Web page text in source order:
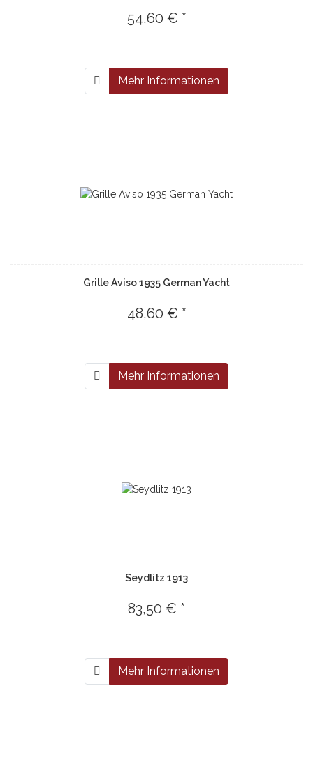
54,60 € *
Mehr Informationen
Grille Aviso 1935 German Yacht
48,60 € *
Mehr Informationen
Seydlitz 1913
83,50 € *
Mehr Informationen